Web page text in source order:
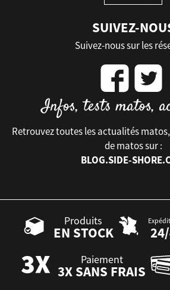
SUIVEZ-
Suivez-nous sur les
Retrouvez toutes les actualités
de matos sur :
BLOG.SIDE-
Produits
EN STOCK
Paiement
3X SANS FRAIS